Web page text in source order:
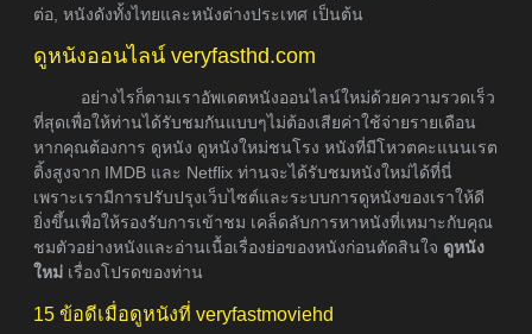
ต่อ, หนังดังทั้งไทยและหนังต่างประเทศ เป็นต้น
ดูหนังออนไลน์ veryfasthd.com
อย่างไรก็ตามเราอัพเดตหนังออนไลน์ใหม่ด้วยความรวดเร็ว
ที่สุดเพื่อให้ท่านได้รับชมกันแบบๆไม่ต้องเสียค่าใช้จ่ายรายเดือน
หากคุณต้องการ ดูหนัง ดูหนังใหม่ชนโรง หนังที่มีโหวตคะแนนเรต
ติ้งสูงจาก IMDB และ Netflix ท่านจะได้รับชมหนังใหม่ได้ที่นี่
เพราะเรามีการปรับปรุงเว็บไซต์และระบบการดูหนังของเราให้ดี
ยิ่งขึ้นเพื่อให้รองรับการเข้าชม เคล็ดลับการหาหนังที่เหมาะกับคุณ
ชมตัวอย่างหนังและอ่านเนื้อเรื่องย่อของหนังก่อนตัดสินใจ ดูหนัง
ใหม่ เรื่องโปรดของท่าน
15 ข้อดีเมื่อดูหนังที่ veryfastmoviehd